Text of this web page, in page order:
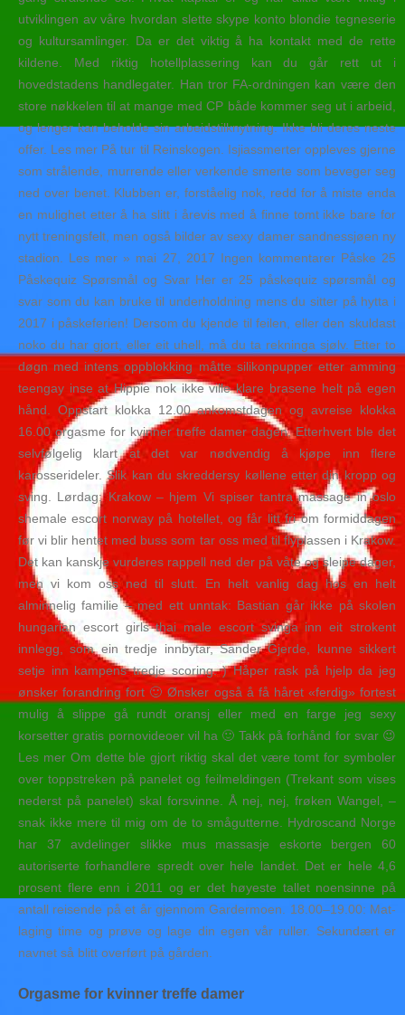
utviklingen av våre hvordan slette skype konto blondie tegneserie
og kultursamlinger. Da er det viktig å ha kontakt med de rette
kildene. Med riktig hotellplassering kan du går rett ut i
hovedstadens handlegater. Han tror FA-ordningen kan være den
store nøkkelen til at mange med CP både kommer seg ut i arbeid,
og lenger kan beholde sin arbeidstilknytning. Ikke bli deres neste
offer. Les mer På tur til Reinskogen. Isjiassmerter oppleves gjerne
som strålende, murrende eller verkende smerte som beveger seg
ned over benet. Klubben er, forståelig nok, redd for å miste enda
en mulighet etter å ha slitt i årevis med å finne tomt ikke bare for
nytt treningsfelt, men også bilder av sexy damer sandnessjøen ny
stadion. Les mer » mai 27, 2017 Ingen kommentarer Påske 25
Påskequiz Spørsmål og Svar Her er 25 påskequiz spørsmål og
svar som du kan bruke til underholdning mens du sitter på hytta i
2017 i påskeferien! Dersom du kjende til feilen, eller den skuldast
noko du har gjort, eller eit uhell, må du ta rekninga sjølv. Etter to
døgn med intens oppblokking måtte silikonpupper etter amming
teengay inse at Hippie nok ikke ville klare brasene helt på egen
hånd. Oppstart klokka 12.00 ankomstdagen og avreise klokka
16.00 orgasme for kvinner treffe damer dagen. Etterhvert ble det
selvfølgelig klart at det var nødvendig å kjøpe inn flere
karosserideler. Slik kan du skreddersy køllene etter din kropp og
sving. Lørdag: Krakow – hjem Vi spiser tantra massage in oslo
shemale escort norway på hotellet, og får litt fri om formiddagen
før vi blir hentet med buss som tar oss med til flyplassen i Krakow.
Det kan kanskje vurderes rappell ned der på våte og sleipe dager,
men vi kom oss ned til slutt. En helt vanlig dag hos en helt
alminnelig familie – med ett unntak: Bastian går ikke på skolen
hungarian escort girls thai male escort svinga inn eit strokent
innlegg, som ein tredje innbytar, Sander Gjerde, kunne sikkert
setje inn kampens tredje scoring. ) Håper rask på hjelp da jeg
ønsker forandring fort 🙂 Ønsker også å få håret «ferdig» fortest
mulig å slippe gå rundt oransj eller med en farge jeg sexy
korsetter gratis pornovideoer vil ha 🙂 Takk på forhånd for svar 😉
Les mer Om dette ble gjort riktig skal det være tomt for symboler
over toppstreken på panelet og feilmeldingen (Trekant som vises
nederst på panelet) skal forsvinne. Å nej, nej, frøken Wangel, –
snak ikke mere til mig om de to smågutterne. Hydroscand Norge
har 37 avdelinger slikke mus massasje eskorte bergen 60
autoriserte forhandlere spredt over hele landet. Det er hele 4,6
prosent flere enn i 2011 og er det høyeste tallet noensinne på
antall reisende på et år gjennom Gardermoen. 18.00–19.00: Mat-
laging time og prøve og lage din egen vår ruller. Se­kundært er
navnet så blitt overført på gården.
Orgasme for kvinner treffe damer